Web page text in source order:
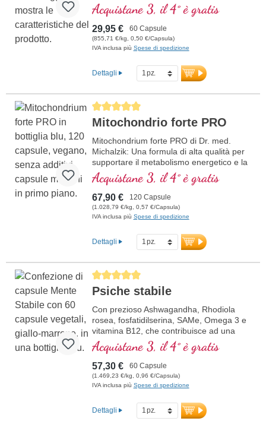
Acquistane 3, il 4° è gratis
29,95 € 60 Capsule
(855,71 €/kg, 0,50 €/Capsula)
IVA inclusa più Spese di spedizione
Dettagli
Average rating of 5 out of 5 stars
Mitochondrio forte PRO
Mitochondrium forte PRO di Dr. med.
Michalzik: Una formula di alta qualità per
supportare il metabolismo energetico e la
salute cellulare. Include NADH, Q10,
Resveratrolo e Tiamina, che promuovono
il metabolismo energetico, oltre all'acido
R-Alfa-Lipoico nella preziosa forma di
Sodium-R-Lipoato. Sigillatura senza
garantiscono la massima qualità.
Sviluppato da medici.
ulteriori informazioni su
Mitochondrium forte PRO
Acquistane 3, il 4° è gratis
67,90 € 120 Capsule
(1.028,79 €/kg, 0,57 €/Capsula)
IVA inclusa più Spese di spedizione
Dettagli
Average rating of 5 out of 5 stars
Psiche stabile
Con prezioso Ashwagandha, Rhodiola
rosea, fosfatidilserina, SAMe, Omega 3 e
vitamina B12, che contribuisce ad una
funzione normale della psiche
Acquistane 3, il 4° è gratis
57,30 € 60 Capsule
(1.469,23 €/kg, 0,96 €/Capsula)
IVA inclusa più Spese di spedizione
Dettagli